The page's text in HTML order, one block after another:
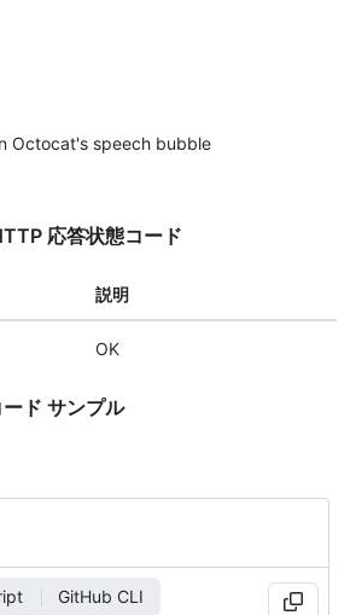
Octocat's speech bubble
応答状態コード
説明
OK
ド サンプル
GitHub CLI